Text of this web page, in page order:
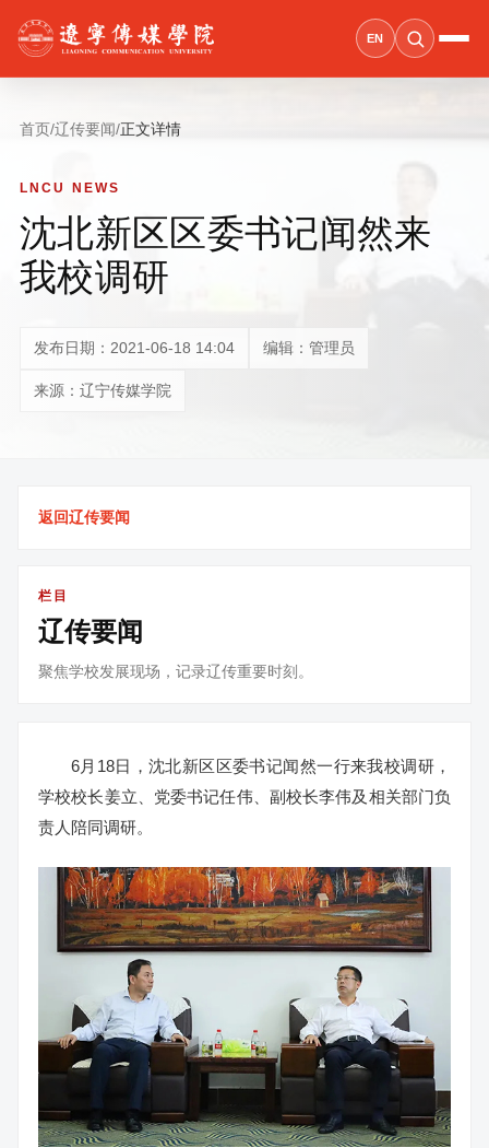
EN
首页/辽传要闻/正文详情
LNCU NEWS
沈北新区区委书记闻然来
我校调研
发布日期：2021-06-18 14:04 编辑：管理员
来源：辽宁传媒学院
返回辽传要闻
栏目
辽传要闻
聚焦学校发展现场，记录辽传重要时刻。
6月18日，沈北新区区委书记闻然一行来我校调研，
学校校长姜立、党委书记任伟、副校长李伟及相关部门负
责人陪同调研。